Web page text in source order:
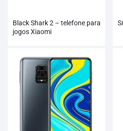
Black Shark 2 – telefone para
jogos Xiaomi